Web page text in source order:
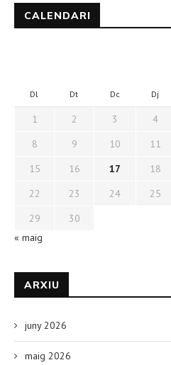
CALENDARI
Dl Dt Dc Dj
1 2 3 4
8
9 10 11
15
16 17 18
22
23 24 25
29
30
« maig
ARXIU
juny 2026
maig 2026